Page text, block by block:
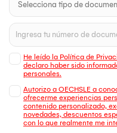
He leído la Política de
declaro haber sido
personales.
Autorizo a OECHSLE a
ofrecerme experiencias
contenido personalizado,
novedades, descuentos
con lo que realmente me